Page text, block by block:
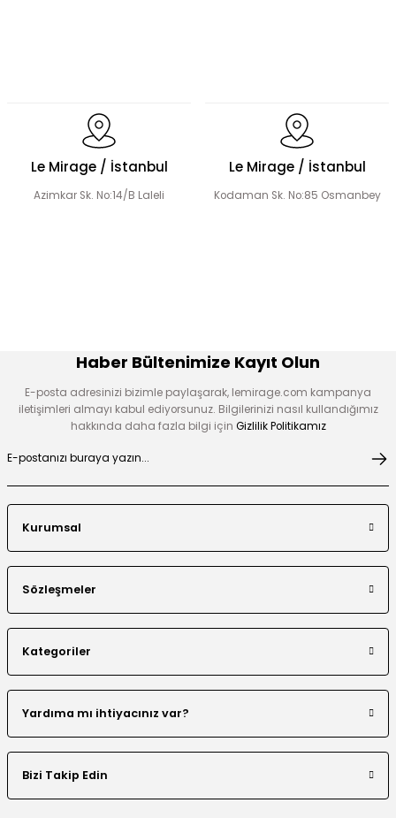
Hakim Yaka Desenli Bomber Etek Takım
El Yapımı Boncuk İşlemeli Yakası Fırfırlı Ceket Etek Takım
Le Mirage / İstanbul
Azimkar Sk. No:14/B Laleli
Le Mirage / İstanbul
Kodaman Sk. No:85 Osmanbey
Haber Bültenimize Kayıt Olun
E-posta adresinizi bizimle paylaşarak, lemirage.com kampanya
iletişimleri almayı kabul ediyorsunuz. Bilgilerinizi nasıl kullandığımız
hakkında daha fazla bilgi için Gizlilik Politikamız
Kurumsal
Sözleşmeler
Kategoriler
Yardıma mı ihtiyacınız var?
Bizi Takip Edin